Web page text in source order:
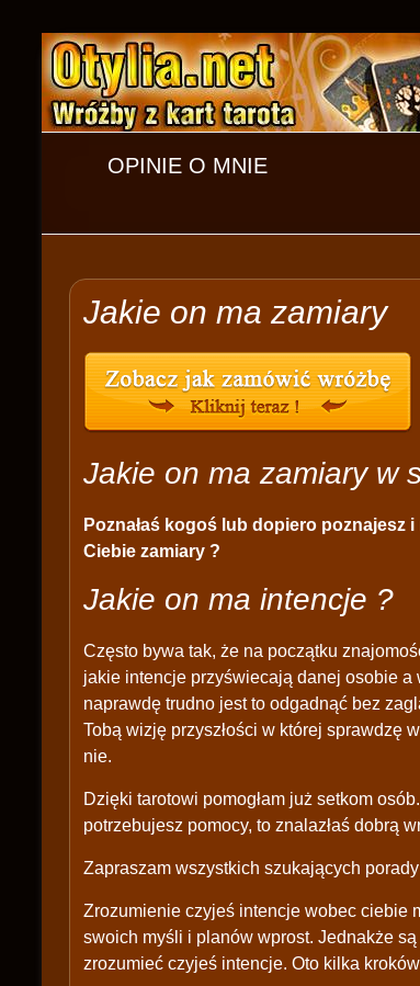
OPINIE O MNIE
Jakie on ma zamiary
Jakie on ma zamiary w
Poznałaś kogoś lub dopiero poznajesz
Ciebie zamiary ?
Jakie on ma intencje ?
Często bywa tak, że na początku
jakie intencje przyświecają danej osobie
naprawdę trudno jest to odgadnąć bez
Tobą wizję przyszłości w której sprawdzę
nie.
Dzięki tarotowi pomogłam już setkom
potrzebujesz pomocy, to znalazłaś dobrą
Zapraszam wszystkich szukających
Zrozumienie czyjeś intencje wobec ciebie
swoich myśli i planów wprost. Jednakże
zrozumieć czyjeś intencje. Oto kilka